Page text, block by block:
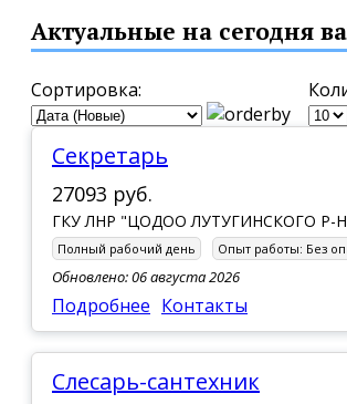
Актуальные на сегодня
Сортировка:
Секретарь
27093 руб.
ГКУ ЛНР "ЦОДОО ЛУТУГИНСКОГО Р-
Полный рабочий день Опыт работы: Без
Обновлено: 06 августа 2026
Подробнее Контакты
Слесарь-сантехник